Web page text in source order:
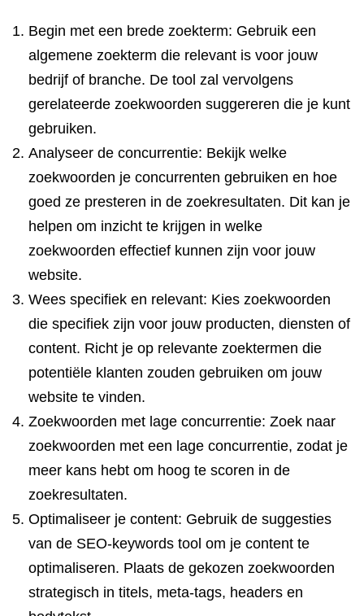
Begin met een brede zoekterm: Gebruik een
algemene zoekterm die relevant is voor jouw
bedrijf of branche. De tool zal vervolgens
gerelateerde zoekwoorden suggereren die je kunt
gebruiken.
Analyseer de concurrentie: Bekijk welke
zoekwoorden je concurrenten gebruiken en hoe
goed ze presteren in de zoekresultaten. Dit kan je
helpen om inzicht te krijgen in welke
zoekwoorden effectief kunnen zijn voor jouw
website.
Wees specifiek en relevant: Kies zoekwoorden
die specifiek zijn voor jouw producten, diensten of
content. Richt je op relevante zoektermen die
potentiële klanten zouden gebruiken om jouw
website te vinden.
Zoekwoorden met lage concurrentie: Zoek naar
zoekwoorden met een lage concurrentie, zodat je
meer kans hebt om hoog te scoren in de
zoekresultaten.
Optimaliseer je content: Gebruik de suggesties
van de SEO-keywords tool om je content te
optimaliseren. Plaats de gekozen zoekwoorden
strategisch in titels, meta-tags, headers en